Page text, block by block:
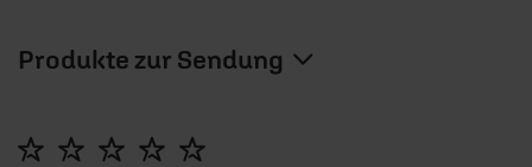
Produkte zur Sendung